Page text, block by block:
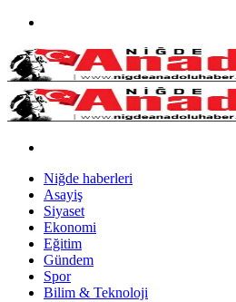
Niğde haberleri
Asayiş
Siyaset
Ekonomi
Eğitim
Gündem
Spor
Bilim & Teknoloji